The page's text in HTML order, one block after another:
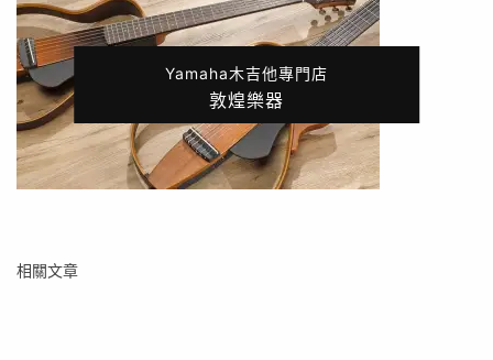
Yamaha木吉他專門店
敦煌樂器
相關文章